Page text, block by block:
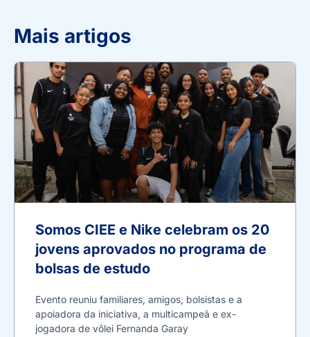
Mais artigos
Somos CIEE e Nike celebram os 20
jovens aprovados no programa de
bolsas de estudo
Evento reuniu familiares, amigos, bolsistas e a
apoiadora da iniciativa, a multicampeã e ex-
jogadora de vôlei Fernanda Garay